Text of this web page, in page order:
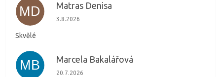
MD Matras Denisa
Hodnocení obchodu je 5 z 5 hvězdiček.
3.8.2026
Skvělé
MB Marcela Bakalářová
Hodnocení obchodu je 5 z 5 hvězdiček.
20.7.2026